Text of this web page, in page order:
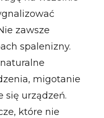
zawsze
spalenizny.
migotanie
się urządzeń.
które nie